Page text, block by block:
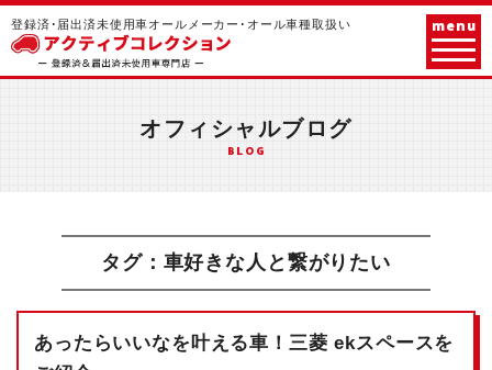
登録済･届出済未使用車オールメーカー･オール車種取扱い menu
オフィシャルブログ
BLOG
タグ：車好きな人と繋がりたい
あったらいいなを叶える車！三菱 ekスペースを